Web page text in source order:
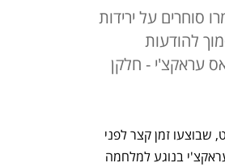
סוחרים על ירידות
זאת בסמוך להודעות
עראקצ'י - חלקן